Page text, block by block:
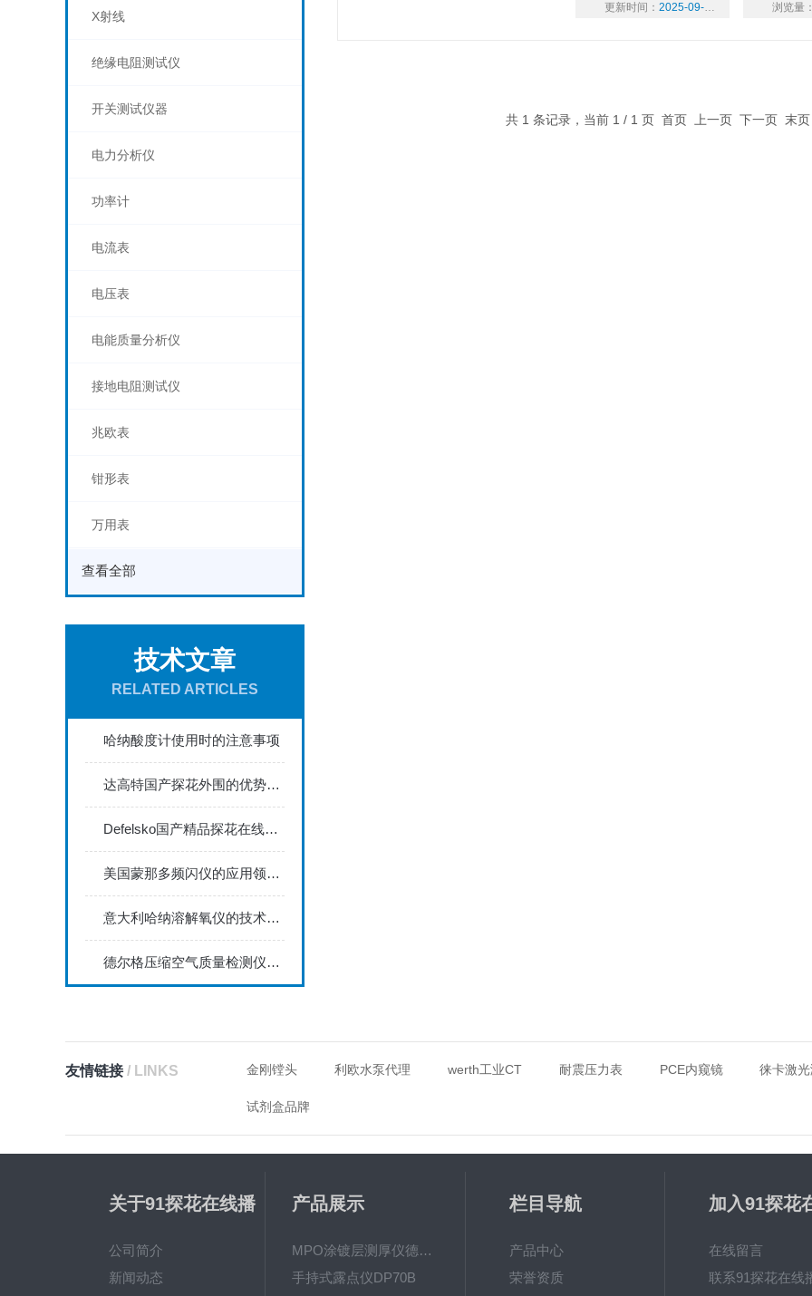
X射线
绝缘电阻测试仪
开关测试仪器
电力分析仪
功率计
电流表
电压表
电能质量分析仪
接地电阻测试仪
兆欧表
钳形表
万用表
查看全部
技术文章
RELATED ARTICLES
哈纳酸度计使用时的注意事项
达高特国产探花外围的优势体现在哪些方面？
Defelsko国产精品探花在线能够满足严格的工业标准
美国蒙那多频闪仪的应用领域及具体工作方式
意大利哈纳溶解氧仪的技术特点体现在哪些方面？
德尔格压缩空气质量检测仪能够实时监测空气中的污染物浓度
更新时间：2025-09-16 浏览量
共 1 条记录，当前 1 / 1 页 首页 上一页 下一页 末
友情链接/ LINKS 金刚镗头 利欧水泵代理 werth工业CT 耐震压力表 PCE内窥镜 徕卡激
试剂盒品牌
关于91探花在线播
公司简介
新闻动态
产品展示
MPO涂镀层测厚仪德国菲希尔FISCHER
手持式露点仪DP70B
栏目导航
产品中心
荣誉资质
加入91探花
在线留言
联系91探花在线